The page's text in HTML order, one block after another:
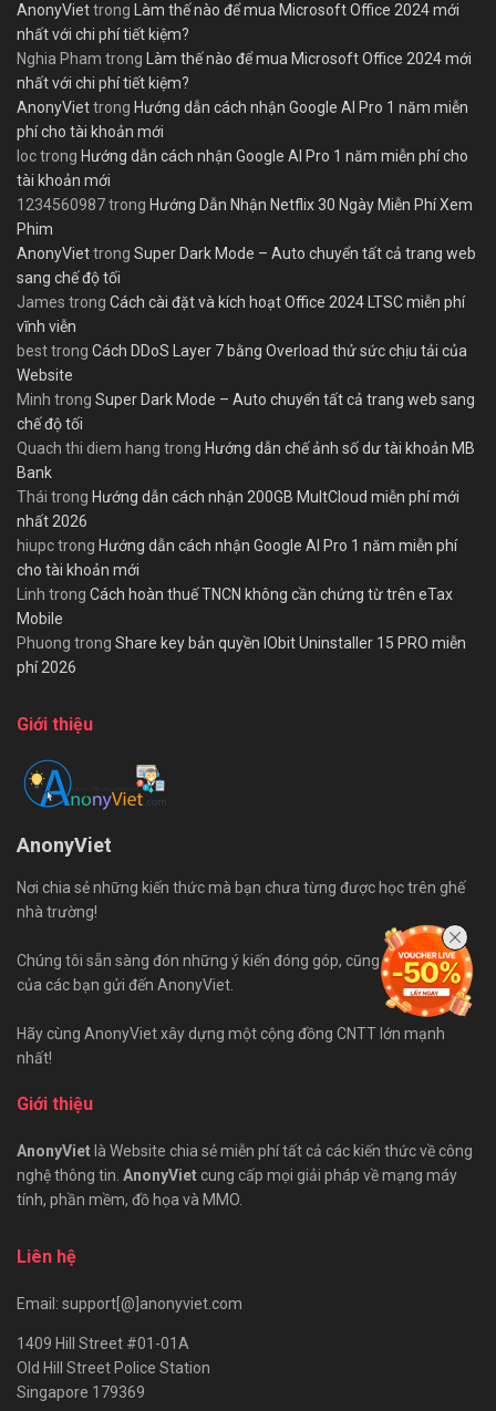
AnonyViettrong
Làm thế nào để mua Microsoft Office 2024 mới
nhất với chi phí tiết kiệm?
Nghia Pham trong
Làm thế nào để mua Microsoft Office 2024 mới
nhất với chi phí tiết kiệm?
AnonyViettrong Hướng dẫn cách nhận Google AI Pro 1 năm miễn
phí cho tài khoản mới
loctrong Hướng dẫn cách nhận Google AI Pro 1 năm miễn phí cho
tài khoản mới
1234560987trong Hướng Dẫn Nhận Netflix 30 Ngày Miễn Phí Xem
Phim
AnonyViettrong Super Dark Mode – Auto chuyển tất cả trang web
sang chế độ tối
James trong Cách cài đặt và kích hoạt Office 2024 LTSC miễn phí
vĩnh viễn
besttrong Cách DDoS Layer 7 bằng Overload thử sức chịu tải của
Website
Minh trong Super Dark Mode – Auto chuyển tất cả trang web sang
chế độ tối
Quach thi diem hang trong Hướng dẫn chế ảnh số dư tài khoản MB
Bank
Thái trong Hướng dẫn cách nhận 200GB MultCloud miễn phí mới
nhất 2026
hiupctrong Hướng dẫn cách nhận Google AI Pro 1 năm miễn phí
cho tài khoản mới
Linh trong Cách hoàn thuế TNCN không cần chứng từ trên eTax
Mobile
Phuong trong Share key bản quyền IObit Uninstaller 15 PRO miễn
phí 2026
Giới thiệu
AnonyViet
Nơi chia sẻ những kiến thức mà bạn chưa từng được học trên ghế
nhà trường!
Chúng tôi sẵn sàng đón những ý kiến đóng góp, cũng như bài viết
của các bạn gửi đến AnonyViet.
Hãy cùng AnonyViet xây dựng một cộng đồng CNTT lớn mạnh
nhất!
Giới thiệu
AnonyViet là Website chia sẻ miễn phí tất cả các kiến thức về công
nghệ thông tin. AnonyViet cung cấp mọi giải pháp về mạng máy
tính, phần mềm, đồ họa và MMO.
Liên hệ
Email: support[@]anonyviet.com
1409 Hill Street #01-01A
Old Hill Street Police Station
Singapore 179369